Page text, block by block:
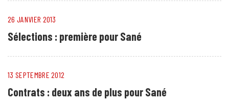
26 JANVIER 2013
Sélections : première pour Sané
13 SEPTEMBRE 2012
Contrats : deux ans de plus pour Sané